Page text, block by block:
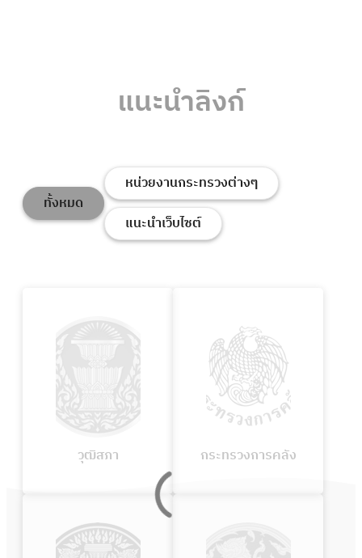
แนะนําลิงก์
ทั้งหมด
หน่วยงานกระทรวงต่างๆ
แนะนำเว็บไซต์
วุฒิสภา กระทรวงการคลัง